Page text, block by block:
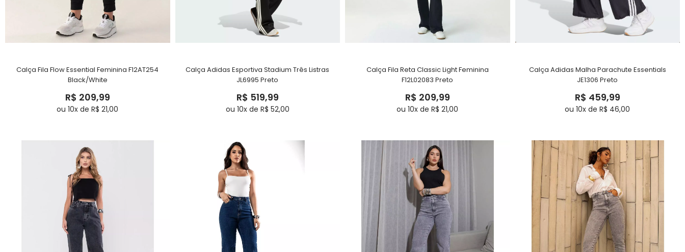
Calça Fila Flow Essential Feminina F12AT254
Black/White
R$ 209,99
ou 10x de R$ 21,00
Calça Adidas Esportiva Stadium Três Listras
JL6995 Preto
R$ 519,99
ou 10x de R$ 52,00
Calça Fila Reta Classic Light Feminina
F12L02083 Preto
R$ 209,99
ou 10x de R$ 21,00
Calça Adidas Malha Parachute Essentials
JE1306 Preto
R$ 459,99
ou 10x de R$ 46,00